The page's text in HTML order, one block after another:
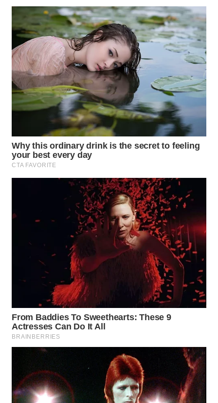
WN
TANJUNG
LESUNG
WN
KARO
WN
SIMALUNGUN
WN
LABUHANBATU
WN DELI
TEBING
PAKPAK
WN
KARAWANG
WN
BEKASI